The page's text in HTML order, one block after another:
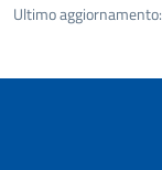
Ultimo aggiornamento: